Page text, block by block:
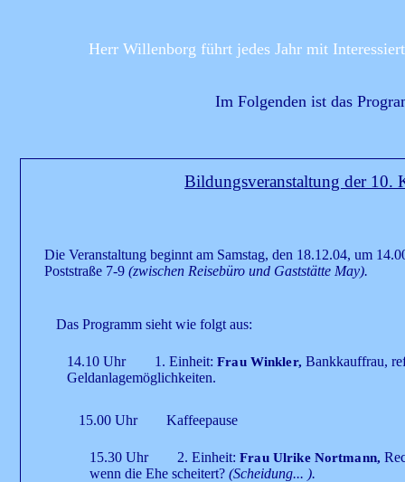
Herr Willenborg führt jedes Jahr mit
Im Folgenden ist das
Bildungsveranstaltung der 10.
Die Veranstaltung beginnt am Samstag, den 18.12.04, um
Poststraße 7-9(zwischen Reisebüro und Gaststätte May).
Das Programm sieht wie folgt aus:
14.10 Uhr 1. Einheit:Frau Winkler, Bankkauffrau,
Geldanlagemöglichkeiten.
15.00 Uhr Kaffeepause
15.30 Uhr 2. Einheit:Frau Ulrike Nortmann,
wenn die Ehe scheitert?(Scheidung... ).